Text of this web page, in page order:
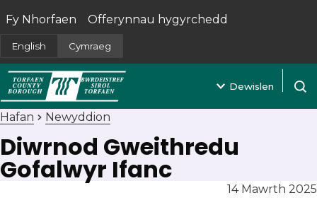
English Cymraeg
Fy Nhorfaen
(yn agor mewn tab newydd)
Offerynnau hygyrchedd
Dewislen
Hafan Newyddion
Diwrnod Gweithredu
Gofalwyr Ifanc
14 Mawrth 2025